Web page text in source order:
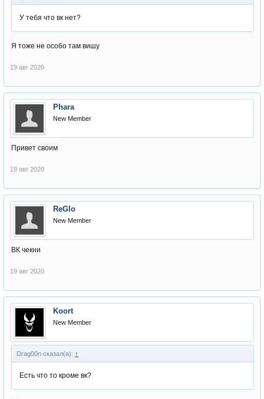
У тебя что вк нет?
Я тоже не особо там вишу
19 авг 2020
Phara
New Member
Привет своим
19 авг 2020
ReGlo
New Member
ВК чекни
19 авг 2020
Koort
New Member
Drag00n сказал(а): ↑
Есть что то кроме вк?